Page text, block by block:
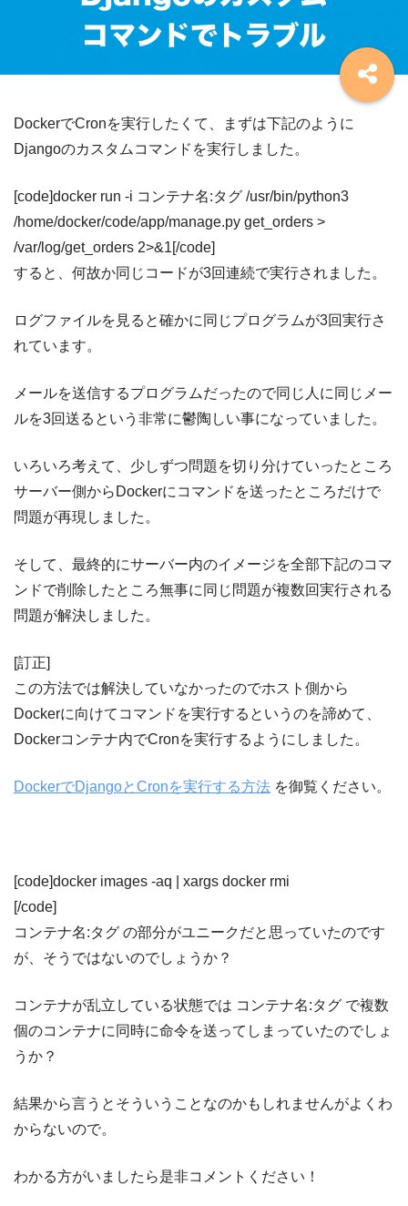
DockerでCronを実行したくて、まずは下記のように
Djangoのカスタムコマンドを実行しました。
[code]docker run -i コンテナ名:タグ /usr/bin/python3
/home/docker/code/app/manage.py get_orders >
/var/log/get_orders 2>&1[/code]
すると、何故か同じコードが3回連続で実行されました。
ログファイルを見ると確かに同じプログラムが3回実行さ
れています。
メールを送信するプログラムだったので同じ人に同じメー
ルを3回送るという非常に鬱陶しい事になっていました。
いろいろ考えて、少しずつ問題を切り分けていったところ
サーバー側からDockerにコマンドを送ったところだけで
問題が再現しました。
そして、最終的にサーバー内のイメージを全部下記のコマ
ンドで削除したところ無事に同じ問題が複数回実行される
問題が解決しました。
[訂正]
この方法では解決していなかったのでホスト側から
Dockerに向けてコマンドを実行するというのを諦めて、
Dockerコンテナ内でCronを実行するようにしました。
DockerでDjangoとCronを実行する方法 を御覧ください。
[code]docker images -aq | xargs docker rmi
[/code]
コンテナ名:タグ の部分がユニークだと思っていたのです
が、そうではないのでしょうか？
コンテナが乱立している状態では コンテナ名:タグ で複数
個のコンテナに同時に命令を送ってしまっていたのでしょ
うか？
結果から言うとそういうことなのかもしれませんがよくわ
からないので。
わかる方がいましたら是非コメントください！